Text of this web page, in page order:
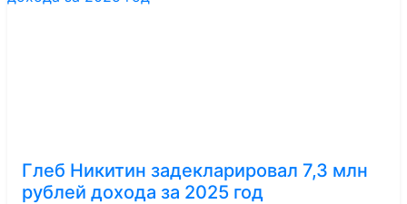
Глеб Никитин задекларировал 7,3 млн
рублей дохода за 2025 год